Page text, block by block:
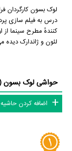
درس به فیلم سازی
کنندهٔ مطرح سینما از
لئون و ژاندارک دیده
حواشی لوک بسون (0
اضافه کردن حاشیه